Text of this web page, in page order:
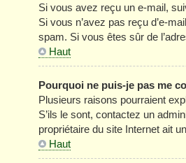
Si vous avez reçu un e-mail,
Si vous n’avez pas reçu d’e-
spam. Si vous êtes sûr de
Haut
Pourquoi ne puis-je pas me
Plusieurs raisons pourraient
S’ils le sont, contactez un
propriétaire du site Internet ait
Haut